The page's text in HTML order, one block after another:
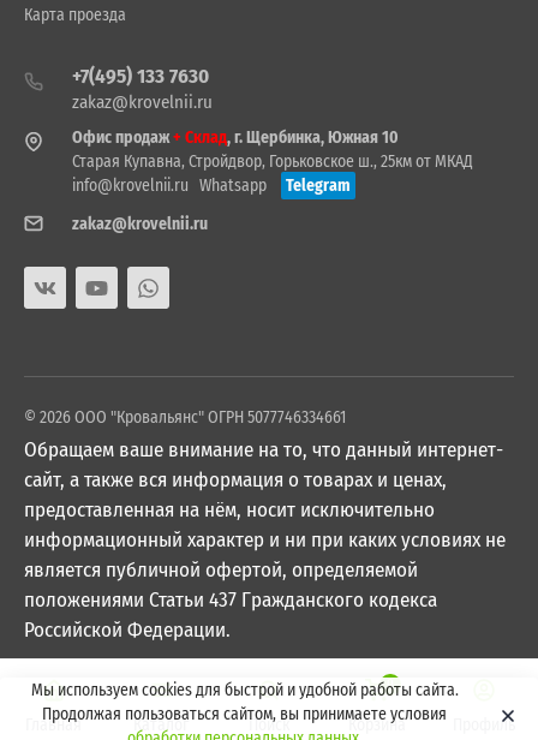
Карта проезда
+7(495) 133 7630
zakaz@krovelnii.ru
Офис продаж+ Склад, г. Щербинка, Южная 10
Старая Купавна, Стройдвор, Горьковское ш., 25км от МКАД
info@krovelnii.ru Whatsapp
Telegram
zakaz@krovelnii.ru
© 2026 ООО "Кровальянс" ОГРН 5077746334661
Обращаем ваше внимание на то, что данный интернет-
сайт, а также вся информация о товарах и ценах,
предоставленная на нём, носит исключительно
информационный характер и ни при каких условиях не
является публичной офертой, определяемой
положениями Статьи 437 Гражданского кодекса
Российской Федерации.
Мы используем cookies для быстрой и удобной работы сайта.
Продолжая пользоваться сайтом, вы принимаете условия
Главная Каталог Поиск
0
Корзина Профиль